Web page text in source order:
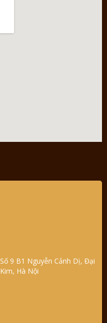
Số 9 B1 Nguyễn Cảnh Dị, Đại
Kim, Hà Nội